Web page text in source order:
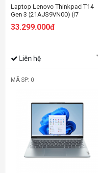
Laptop Lenovo Thinkpad T14
Gen 3 (21AJS9VN00) (i7
SSD/14 WUXGA/Dos/Đen)
33.299.000đ
Liên hệ
MÃ SP: 0